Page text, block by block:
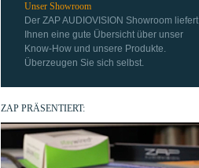
Unser Showroom
Der ZAP AUDIOVISION Showroom liefert
Ihnen eine gute Übersicht über unser
Know-How und unsere Produkte.
Überzeugen Sie sich selbst.
ZAP PRÄSENTIERT: